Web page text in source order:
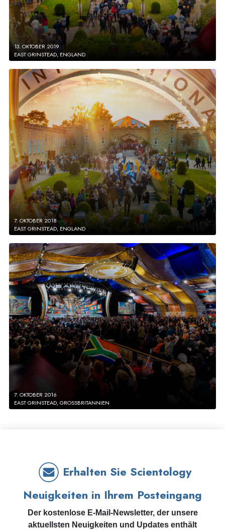
13. OKTOBER 2019
EAST GRINSTEAD, ENGLAND
7. OKTOBER 2018
EAST GRINSTEAD, ENGLAND
7. OKTOBER 2016
EAST GRINSTEAD, GROSSBRITANNIEN
Erhalten Sie Scientology
Neuigkeiten in Ihrem Posteingang
Der kostenlose E-Mail-Newsletter, der unsere
aktuellsten Neuigkeiten und Updates enthält